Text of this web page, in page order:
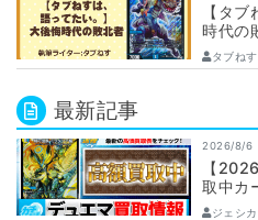
【タ
時代の
タブねす
最新記事
2026/8/6
【
取中カ
取表/相
ジェシカ